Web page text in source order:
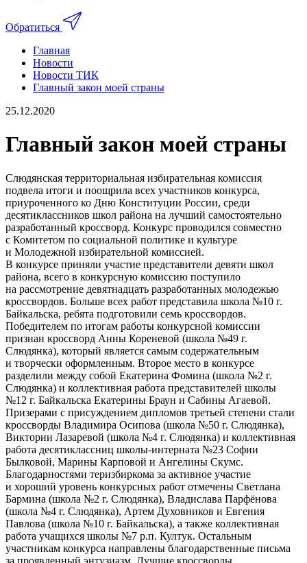
Обратиться
Главная
Новости
Новости ТИК
Главный закон моей страны
25.12.2020
Главный закон моей страны
Слюдянская территориальная избирательная комиссия
подвела итоги и поощрила всех участников конкурса,
приуроченного ко Дню Конституции России, среди
десятиклассников школ района на лучший самостоятельно
разработанный кроссворд. Конкурс проводился совместно
с Комитетом по социальной политике и культуре
и Молодежной избирательной комиссией.
В конкурсе приняли участие представители девяти школ
района, всего в конкурсную комиссию поступило
на рассмотрение девятнадцать разработанных молодежью
кроссвордов. Больше всех работ представила школа №10 г.
Байкальска, ребята подготовили семь кроссвордов.
Победителем по итогам работы конкурсной комиссии
признан кроссворд Анны Кореневой (школа №49 г.
Слюдянка), который является самым содержательным
и творчески оформленным. Второе место в конкурсе
разделили между собой Екатерина Фомина (школа №2 г.
Слюдянка) и коллективная работа представителей школы
№12 г. Байкальска Екатерины Браун и Сабины Агаевой.
Призерами с присуждением дипломов третьей степени стали
кроссворды Владимира Осипова (школа №50 г. Слюдянка),
Виктории Лазаревой (школа №4 г. Слюдянка) и коллективная
работа десятиклассниц школы-интерната №23 Софии
Былковой, Марины Карповой и Ангелины Скумс.
Благодарностями теризбиркома за активное участие
и хороший уровень конкурсных работ отмечены Светлана
Бармина (школа №2 г. Слюдянка), Владислава Парфёнова
(школа №4 г. Слюдянка), Артем Духовников и Евгения
Павлова (школа №10 г. Байкальска), а также коллективная
работа учащихся школы №7 р.п. Култук. Остальным
участникам конкурса направлены благодарственные письма
за проявленный энтузиазм. Лучшие кроссворды